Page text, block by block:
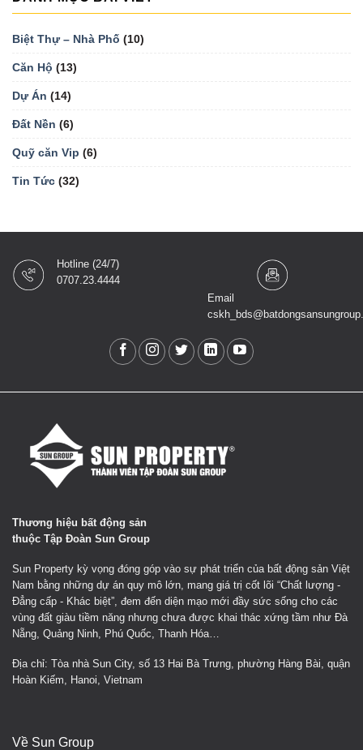
Biệt Thự – Nhà Phố (10)
Căn Hộ (13)
Dự Án (14)
Đất Nền (6)
Quỹ căn Vip (6)
Tin Tức (32)
Hotline (24/7)
0707.23.4444
Email
Thương hiệu bất động sản
thuộc Tập Đoàn Sun Group
Sun Property kỳ vọng đóng góp vào sự phát triển của bất động sản Việt
Nam bằng những dự án quy mô lớn, mang giá trị cốt lõi “Chất lượng -
Đẳng cấp - Khác biệt”, đem đến diện mạo mới đầy sức sống cho các
vùng đất giàu tiềm năng nhưng chưa được khai thác xứng tầm như Đà
Nẵng, Quảng Ninh, Phú Quốc, Thanh Hóa…
Địa chỉ: Tòa nhà Sun City, số 13 Hai Bà Trưng, phường Hàng Bài, quận
Hoàn Kiếm, Hanoi, Vietnam
Về Sun Group